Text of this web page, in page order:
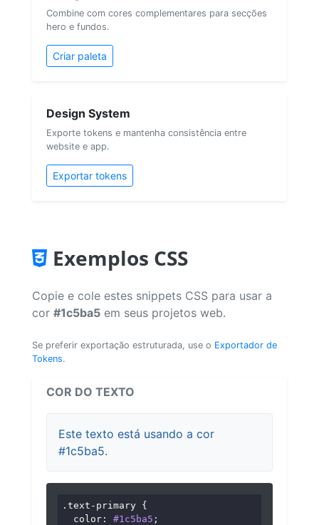
Combine com cores complementares para secções
hero e fundos.
Criar paleta
Design System
Exporte tokens e mantenha consistência entre
website e app.
Exportar tokens
Exemplos CSS
Copie e cole estes snippets CSS para usar a
cor #1c5ba5 em seus projetos web.
Se preferir exportação estruturada, use o Exportador de
Tokens.
COR DO TEXTO
Este texto está usando a cor
#1c5ba5.
.text-primary {
color : #1c5ba5 ;